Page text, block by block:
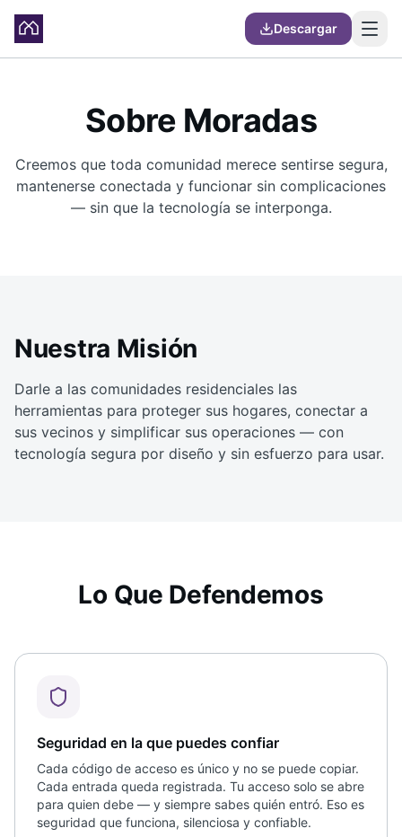
Descargar
Sobre Moradas
Creemos que toda comunidad merece sentirse segura,
mantenerse conectada y funcionar sin complicaciones
— sin que la tecnología se interponga.
Nuestra Misión
Darle a las comunidades residenciales las
herramientas para proteger sus hogares, conectar a
sus vecinos y simplificar sus operaciones — con
tecnología segura por diseño y sin esfuerzo para usar.
Lo Que Defendemos
Seguridad en la que puedes confiar
Cada código de acceso es único y no se puede copiar.
Cada entrada queda registrada. Tu acceso solo se abre
para quien debe — y siempre sabes quién entró. Eso es
seguridad que funciona, silenciosa y confiable.